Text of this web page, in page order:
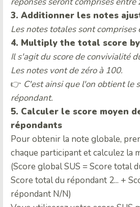
3. Additionner les notes
Les notes totales sont comprises
4. Multiply the total score by
Il s'agit du score de convivialité
Les notes vont de zéro à 100.
👉 C'est ainsi que l'on obtient le
répondant.
5. Calculer le score moyen
répondants
Pour obtenir la note globale,
chaque participant et calculez la
(Score global SUS = Score total
Score total du répondant 2... +
répondant N/N)